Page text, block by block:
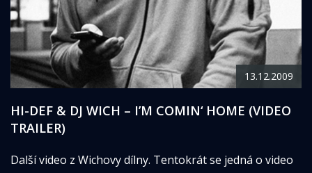
13.12.2009
HI-DEF & DJ WICH – I’M COMIN‘ HOME (VIDEO
TRAILER)
Další video z Wichovy dílny. Tentokrát se jedná o video